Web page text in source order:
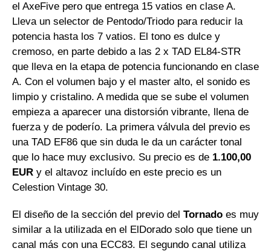
el AxeFive pero que entrega 15 vatios en clase A.
Lleva un selector de Pentodo/Triodo para reducir la
potencia hasta los 7 vatios. El tono es dulce y
cremoso, en parte debido a las 2 x TAD EL84-STR
que lleva en la etapa de potencia funcionando en clase
A. Con el volumen bajo y el master alto, el sonido es
limpio y cristalino. A medida que se sube el volumen
empieza a aparecer una distorsión vibrante, llena de
fuerza y de poderío. La primera válvula del previo es
una TAD EF86 que sin duda le da un carácter tonal
que lo hace muy exclusivo. Su precio es de 1.100,00
EUR y el altavoz incluído en este precio es un
Celestion Vintage 30.
El diseño de la sección del previo del Tornado es muy
similar a la utilizada en el ElDorado solo que tiene un
canal más con una ECC83. El segundo canal utiliza